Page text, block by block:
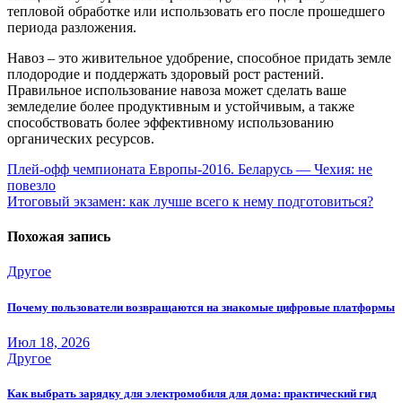
тепловой обработке или использовать его после прошедшего
периода разложения.
Навоз – это живительное удобрение, способное придать земле
плодородие и поддержать здоровый рост растений.
Правильное использование навоза может сделать ваше
земледелие более продуктивным и устойчивым, а также
способствовать более эффективному использованию
органических ресурсов.
Навигация
по
Плей-офф чемпионата Европы-2016. Беларусь — Чехия: не
повезло
Итоговый экзамен: как лучше всего к нему подготовиться?
Похожая запись
Другое
Почему пользователи возвращаются на знакомые цифровые платформы
Июл 18, 2026
Другое
Как выбрать зарядку для электромобиля для дома: практический гид